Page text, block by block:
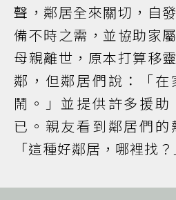
聲，鄰居全來關切，自
備不時之需，並協助家
母親離世，原本打算移
鄰，但鄰居們說：「
鬧。」並提供許多援
已。親友看到鄰居們的
「這種好鄰居，哪裡找？